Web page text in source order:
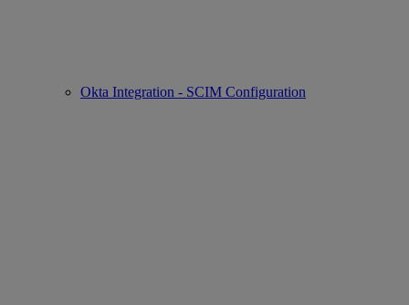
Okta Integration - SCIM Configuration